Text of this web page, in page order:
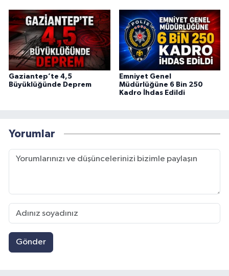
Gaziantep’te 4,5
Büyüklüğünde Deprem
Emniyet Genel
Müdürlüğüne 6 Bin 250
Kadro İhdas Edildi
Yorumlar
Gönder